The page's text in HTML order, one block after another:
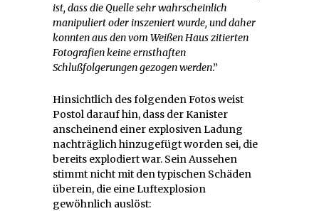
ist, dass die Quelle sehr wahrscheinlich
manipuliert oder inszeniert wurde, und daher
konnten aus den vom Weißen Haus zitierten
Fotografien keine ernsthaften
Schlußfolgerungen gezogen werden.”
Hinsichtlich des folgenden Fotos weist
Postol darauf hin, dass der Kanister
anscheinend einer explosiven Ladung
nachträglich hinzugefügt worden sei, die
bereits explodiert war. Sein Aussehen
stimmt nicht mit den typischen Schäden
überein, die eine Luftexplosion
gewöhnlich auslöst: